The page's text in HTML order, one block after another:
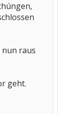
nun raus
geht.